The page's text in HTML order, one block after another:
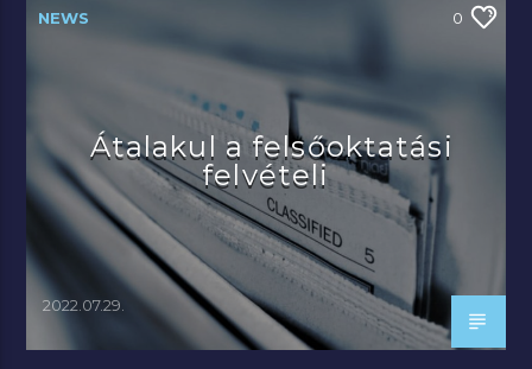
NEWS 0
Átalakul a felsőoktatási
felvételi
2022.07.29.